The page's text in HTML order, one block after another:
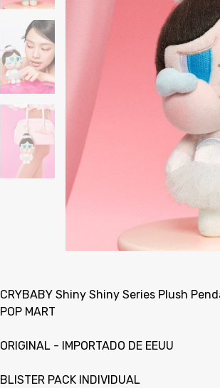
CRYBABY Shiny Shiny Series Plush
POP MART
ORIGINAL - IMPORTADO DE EEUU
BLISTER PACK INDIVIDUAL